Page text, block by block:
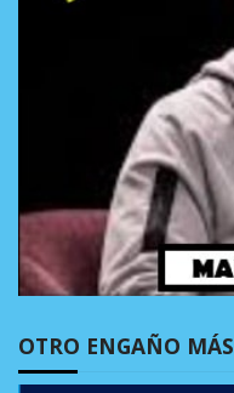
OTRO ENGAÑO MÁS